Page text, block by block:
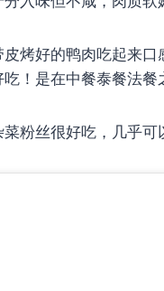
烤好的鸭肉吃起来
！是在中餐泰餐法
粉丝很好吃，几乎